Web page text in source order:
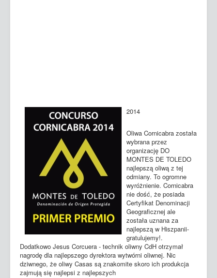
2014
Oliwa Cornicabra została
wybrana przez
organizację DO
MONTES DE TOLEDO
najlepszą oliwą z tej
odmiany. To ogromne
wyróżnienie. Cornicabra
nie dość, że posiada
Certyfikat Denominacji
Geograficznej ale
została uznana za
najlepszą w Hiszpanii-
gratulujemy!.
Dodatkowo Jesus Corcuera - technik oliwny CdH otrzymał
nagrodę dla najlepszego dyrektora wytwórni oliwnej. Nic
dziwnego, że oliwy Casas są znakomite skoro ich produkcja
zajmują się najlepsi z najlepszych